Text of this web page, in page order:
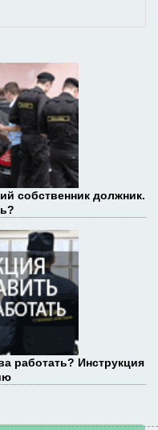
собственник должник.
работать? Инструкция